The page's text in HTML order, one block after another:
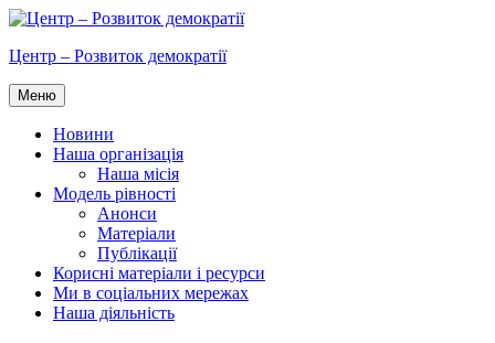
Перейти
вмісту
Центр – Розвиток демократії
Меню
Новини
Наша організація
Наша місія
Модель рівності
Анонси
Матеріали
Публікації
Корисні матеріали і ресурси
Ми в соціальних мережах
Наша діяльність